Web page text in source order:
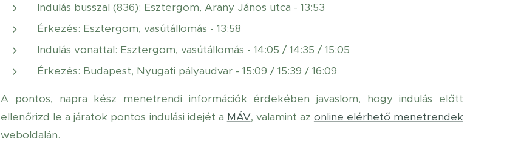
Indulás busszal (836): Esztergom, Arany János utca - 13:53
Érkezés: Esztergom, vasútállomás - 13:58
Indulás vonattal: Esztergom, vasútállomás - 14:05 / 14:35 / 15:05
Érkezés: Budapest, Nyugati pályaudvar - 15:09 / 15:39 / 16:09
A pontos, napra kész menetrendi információk érdekében javaslom, hogy indulás előtt
ellenőrizd le a járatok pontos indulási idejét a MÁV, valamint az online elérhető menetrendek
weboldalán.